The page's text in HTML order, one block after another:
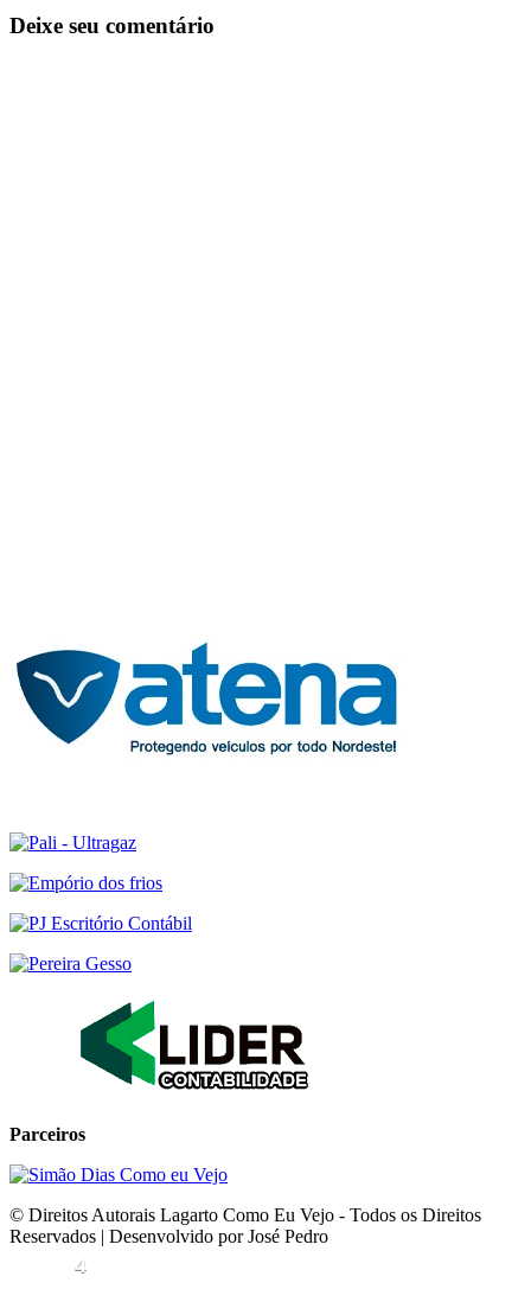
Deixe seu comentário
Parceiros
© Direitos Autorais Lagarto Como Eu Vejo - Todos os Direitos
Reservados | Desenvolvido por José Pedro
4